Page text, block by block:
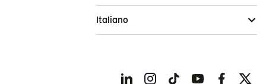
Italiano